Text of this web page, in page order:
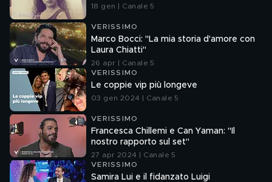
18 gen | Canale 5
VERISSIMO
Marco Bocci: "La mia storia d'amore con
Laura Chiatti"
26 apr | Canale 5
VERISSIMO
Le coppie vip più longeve
03 gen 2024 | Canale 5
VERISSIMO
Francesca Chillemi e Can Yaman: "Il
nostro rapporto sul set"
27 apr 2024 | Canale 5
VERISSIMO
Samira Lui e il fidanzato Luigi